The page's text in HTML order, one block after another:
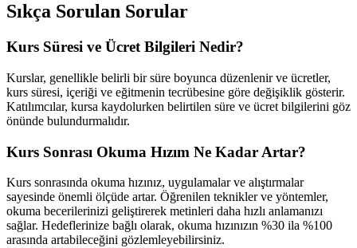
Sıkça Sorulan Sorular
Kurs Süresi ve Ücret Bilgileri Nedir?
Kurslar, genellikle belirli bir süre boyunca düzenlenir ve ücretler,
kurs süresi, içeriği ve eğitmenin tecrübesine göre değişiklik gösterir.
Katılımcılar, kursa kaydolurken belirtilen süre ve ücret bilgilerini göz
önünde bulundurmalıdır.
Kurs Sonrası Okuma Hızım Ne Kadar Artar?
Kurs sonrasında okuma hızınız, uygulamalar ve alıştırmalar
sayesinde önemli ölçüde artar. Öğrenilen teknikler ve yöntemler,
okuma becerilerinizi geliştirerek metinleri daha hızlı anlamanızı
sağlar. Hedeflerinize bağlı olarak, okuma hızınızın %30 ila %100
arasında artabileceğini gözlemleyebilirsiniz.